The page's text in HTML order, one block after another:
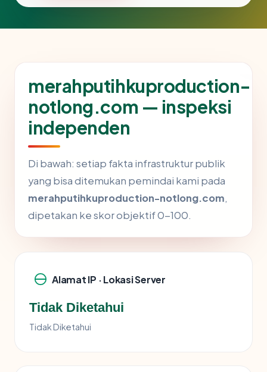
merahputihkuproduction-
notlong.com — inspeksi
independen
Di bawah: setiap fakta infrastruktur publik
yang bisa ditemukan pemindai kami pada
merahputihkuproduction-notlong.com,
dipetakan ke skor objektif 0-100.
Alamat IP · Lokasi Server
Tidak Diketahui
Tidak Diketahui